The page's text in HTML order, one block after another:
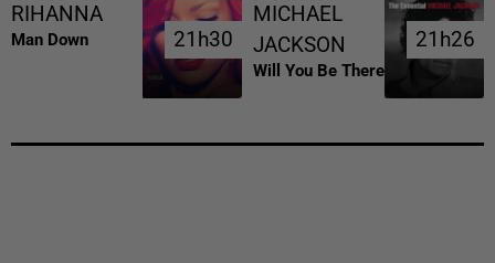
RIHANNA
Man Down 21h30
21h30
MICHAEL
JACKSON
Will You Be There
21h26
21h26